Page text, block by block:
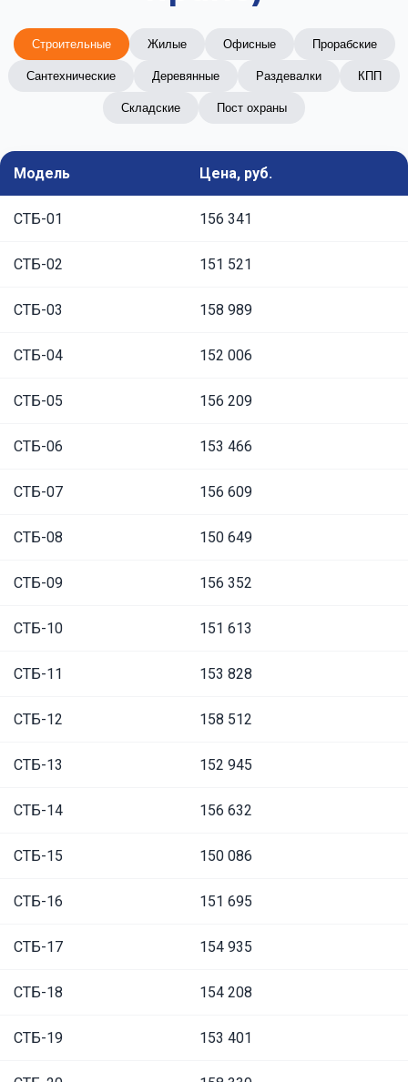
Строительные Жилые Офисные Прорабские
Сантехнические Деревянные Раздевалки КПП
Складские Пост охраны
Модель Цена, руб.
СТБ-01 156 341
СТБ-02 151 521
СТБ-03 158 989
СТБ-04 152 006
СТБ-05 156 209
СТБ-06 153 466
СТБ-07 156 609
СТБ-08 150 649
СТБ-09 156 352
СТБ-10 151 613
СТБ-11 153 828
СТБ-12 158 512
СТБ-13 152 945
СТБ-14 156 632
СТБ-15 150 086
СТБ-16 151 695
СТБ-17 154 935
СТБ-18 154 208
СТБ-19 153 401